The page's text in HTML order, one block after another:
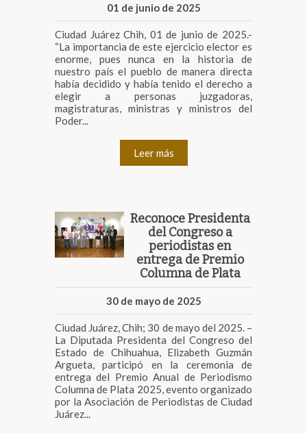
01 de junio de 2025
Ciudad Juárez Chih, 01 de junio de 2025.-
“La importancia de este ejercicio elector es
enorme, pues nunca en la historia de
nuestro país el pueblo de manera directa
había decidido y había tenido el derecho a
elegir a personas juzgadoras,
magistraturas, ministras y ministros del
Poder...
Leer más
Reconoce Presidenta
del Congreso a
periodistas en
entrega de Premio
Columna de Plata
30 de mayo de 2025
Ciudad Juárez, Chih; 30 de mayo del 2025. –
La Diputada Presidenta del Congreso del
Estado de Chihuahua, Elizabeth Guzmán
Argueta, participó en la ceremonia de
entrega del Premio Anual de Periodismo
Columna de Plata 2025, evento organizado
por la Asociación de Periodistas de Ciudad
Juárez...